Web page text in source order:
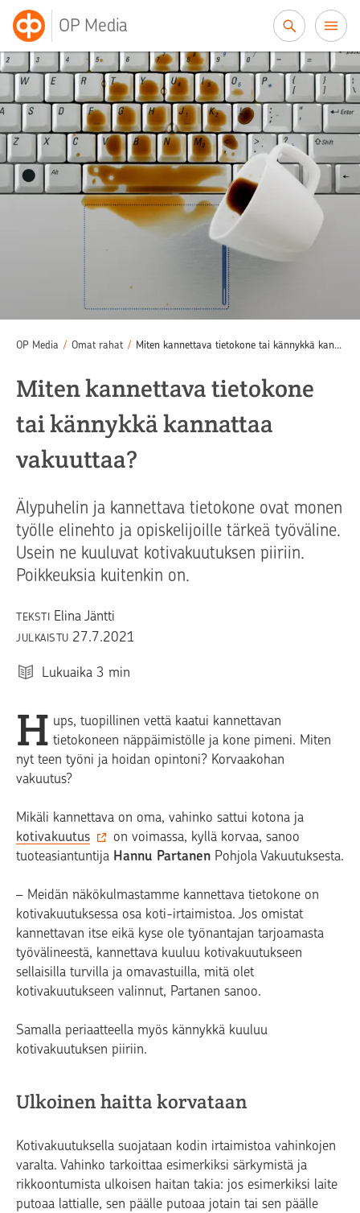
OP Media
OP Media / Omat rahat / Miten kannettava tietokone tai kännykkä kannattaa vakuuttaa?
Miten kannettava tietokone
tai kännykkä kannattaa
vakuuttaa?
Älypuhelin ja kannettava tietokone ovat monen
työlle elinehto ja opiskelijoille tärkeä työväline.
Usein ne kuuluvat kotivakuutuksen piiriin.
Poikkeuksia kuitenkin on.
TEKSTI Elina Jäntti
JULKAISTU 27.7.2021
Lukuaika 3 min
H ups, tuopillinen vettä kaatui kannettavan
tietokoneen näppäimistölle ja kone pimeni. Miten
nyt teen työni ja hoidan opintoni? Korvaakohan
vakuutus?
Mikäli kannettava on oma, vahinko sattui kotona ja
kotivakuutus
on voimassa, kyllä korvaa, sanoo
tuoteasiantuntija Hannu Partanen Pohjola Vakuutuksesta.
– Meidän näkökulmastamme kannettava tietokone on
kotivakuutuksessa osa koti-irtaimistoa. Jos omistat
kannettavan itse eikä kyse ole työnantajan tarjoamasta
työvälineestä, kannettava kuuluu kotivakuutukseen
sellaisilla turvilla ja omavastuilla, mitä olet
kotivakuutukseen valinnut, Partanen sanoo.
Samalla periaatteella myös kännykkä kuuluu
kotivakuutuksen piiriin.
Ulkoinen haitta korvataan
Kotivakuutuksella suojataan kodin irtaimistoa vahinkojen
varalta. Vahinko tarkoittaa esimerkiksi särkymistä ja
rikkoontumista ulkoisen haitan takia: jos esimerkiksi laite
putoaa lattialle, sen päälle putoaa jotain tai sen päälle